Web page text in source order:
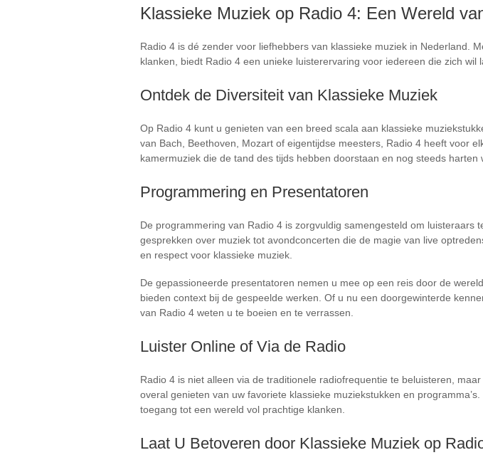
Klassieke Muziek op Radio 4: Een Wereld
Radio 4 is dé zender voor liefhebbers van klassieke muziek in Nederland.
klanken, biedt Radio 4 een unieke luisterervaring voor iedereen die zich
Ontdek de Diversiteit van Klassieke Muziek
Op Radio 4 kunt u genieten van een breed scala aan klassieke
van Bach, Beethoven, Mozart of eigentijdse meesters, Radio 4 heeft voor
kamermuziek die de tand des tijds hebben doorstaan en nog steeds harten
Programmering en Presentatoren
De programmering van Radio 4 is zorgvuldig samengesteld om luisteraars
gesprekken over muziek tot avondconcerten die de magie van live
en respect voor klassieke muziek.
De gepassioneerde presentatoren nemen u mee op een reis door de
bieden context bij de gespeelde werken. Of u nu een doorgewinterde
van Radio 4 weten u te boeien en te verrassen.
Luister Online of Via de Radio
Radio 4 is niet alleen via de traditionele radiofrequentie te beluisteren,
overal genieten van uw favoriete klassieke muziekstukken en
toegang tot een wereld vol prachtige klanken.
Laat U Betoveren door Klassieke Muziek op